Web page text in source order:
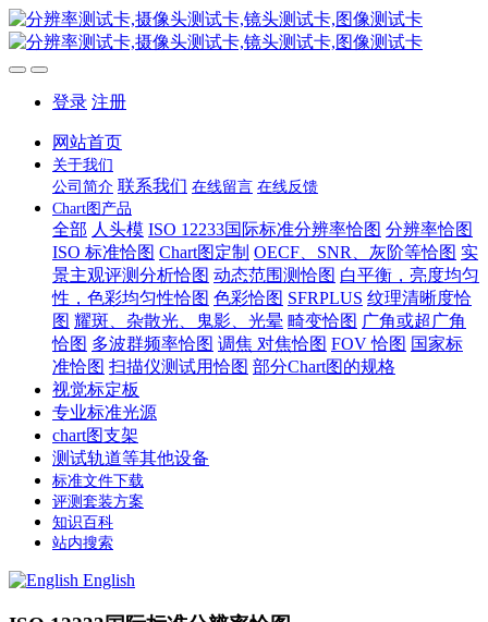
登录 注册
网站首页
关于我们
公司简介 联系我们 在线留言 在线反馈
Chart图产品
全部 人头模 ISO 12233国际标准分辨率恰图 分辨率恰图
ISO 标准恰图 Chart图定制 OECF、SNR、灰阶等恰图 实
景主观评测分析恰图 动态范围测恰图 白平衡，亮度均匀
性，色彩均匀性恰图 色彩恰图 SFRPLUS 纹理清晰度恰
图 耀斑、杂散光、鬼影、光晕 畸变恰图 广角或超广角
恰图 多波群频率恰图 调焦 对焦恰图 FOV 恰图 国家标
准恰图 扫描仪测试用恰图 部分Chart图的规格
视觉标定板
专业标准光源
chart图支架
测试轨道等其他设备
标准文件下载
评测套装方案
知识百科
站内搜索
English